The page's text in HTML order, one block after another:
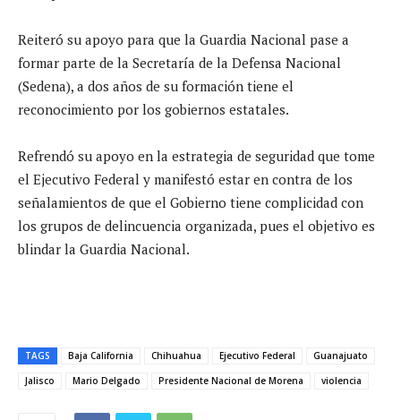
Reiteró su apoyo para que la Guardia Nacional pase a
formar parte de la Secretaría de la Defensa Nacional
(Sedena), a dos años de su formación tiene el
reconocimiento por los gobiernos estatales.
Refrendó su apoyo en la estrategia de seguridad que tome
el Ejecutivo Federal y manifestó estar en contra de los
señalamientos de que el Gobierno tiene complicidad con
los grupos de delincuencia organizada, pues el objetivo es
blindar la Guardia Nacional.
TAGS Baja California Chihuahua Ejecutivo Federal
Guanajuato
Jalisco
Mario Delgado Presidente Nacional de Morena violencia